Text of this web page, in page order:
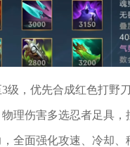
级，优先合成红色打野
理伤害多选忍者足具
全面强化攻速、冷却